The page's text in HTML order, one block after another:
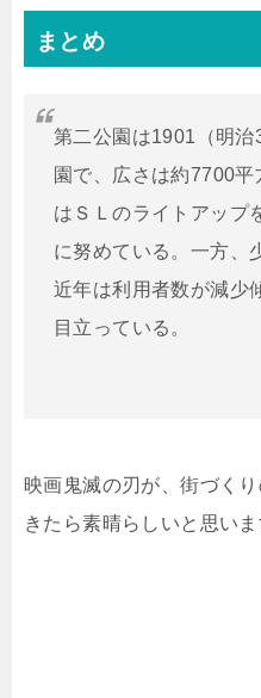
まとめ
第二公園は1901（明
園で、広さは約7700
はＳＬのライトアップ
に努めている。一方、
近年は利用者数が減少
目立っている。
映画鬼滅の刃が、街づく
きたら素晴らしいと思いま